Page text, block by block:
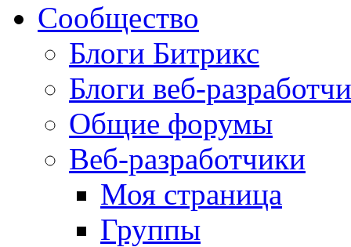
Сообщество
Блоги Битрикс
Блоги веб-
Общие форумы
Веб-разработчики
Моя страница
Группы